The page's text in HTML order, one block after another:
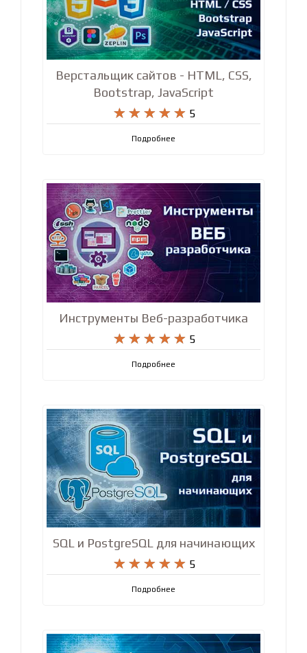
Верстальщик сайтов - HTML, CSS,
Bootstrap, JavaScript
    
     5
Подробнее
Инструменты Веб-разработчика
    
     5
Подробнее
SQL и PostgreSQL для начинающих
    
     5
Подробнее